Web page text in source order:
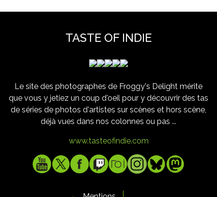
TASTE OF INDIE
Le site des photographes de Froggy's Delight mérite
que vous y jetiez un coup d'oeil pour y découvrir des tas
de séries de photos d'artistes sur scènes et hors scène,
déjà vues dans nos colonnes ou pas ...
www.tasteofindie.com